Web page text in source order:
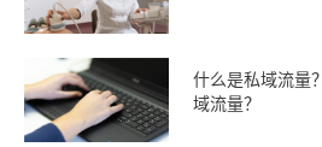
什么是私域流量
域流量？